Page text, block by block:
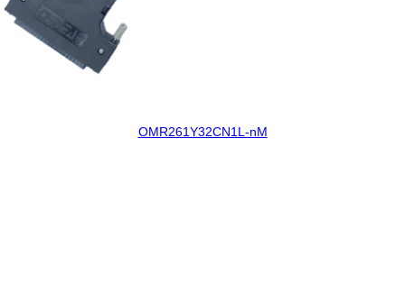
OMR261Y32CN1L-nM